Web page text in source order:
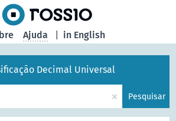
in English
Ajuda
Decimal Universal
× Pesquisar